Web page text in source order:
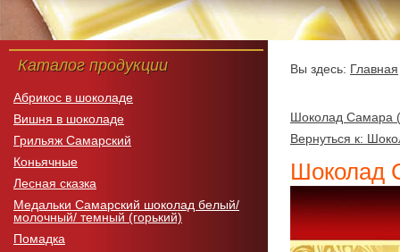
Каталог продукции
Абрикос в шоколаде
Вишня в шоколаде
Грильяж Самарский
Коньячные
Лесная сказка
Медальки Самарский шоколад белый/
молочный/ темный (горький)
Помадка
Вы здесь: Главная
Шоколад Самара
Вернуться к:
Шоколад